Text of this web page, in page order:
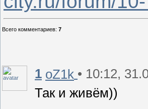
Всего комментариев: 7
1 oZ1k • 10:12,
Так и живём))